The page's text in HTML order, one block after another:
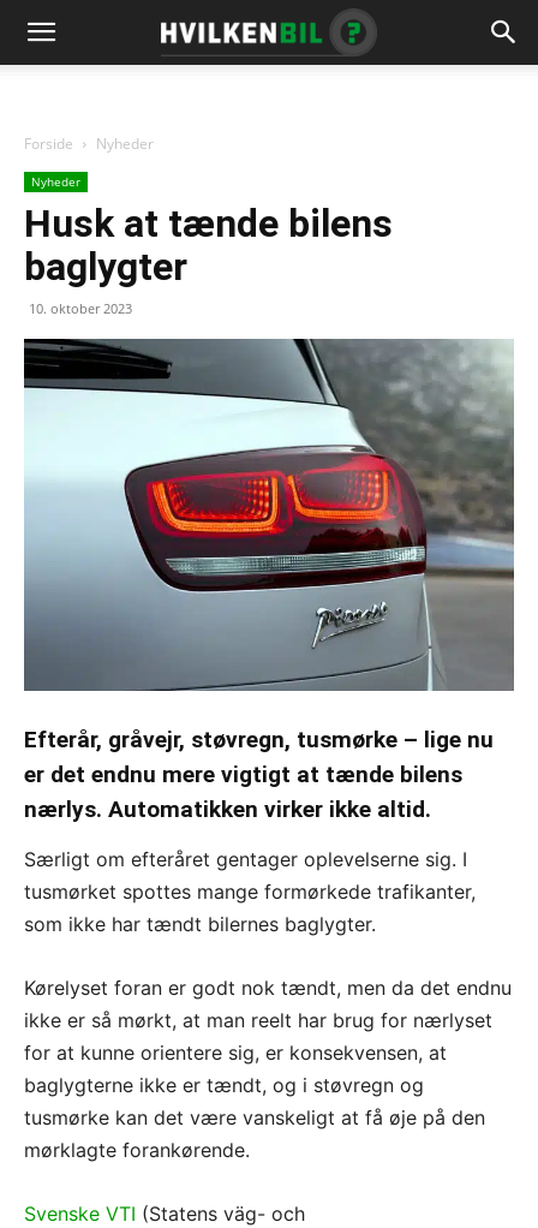
Forside Nyheder
Nyheder
Husk at tænde bilens
baglygter
10. oktober 2023
Efterår, gråvejr, støvregn, tusmørke – lige nu
er det endnu mere vigtigt at tænde bilens
nærlys. Automatikken virker ikke altid.
Særligt om efteråret gentager oplevelserne sig. I
tusmørket spottes mange formørkede trafikanter,
som ikke har tændt bilernes baglygter.
Kørelyset foran er godt nok tændt, men da det endnu
ikke er så mørkt, at man reelt har brug for nærlyset
for at kunne orientere sig, er konsekvensen, at
baglygterne ikke er tændt, og i støvregn og
tusmørke kan det være vanskeligt at få øje på den
mørklagte forankørende.
Svenske VTI (Statens väg- och